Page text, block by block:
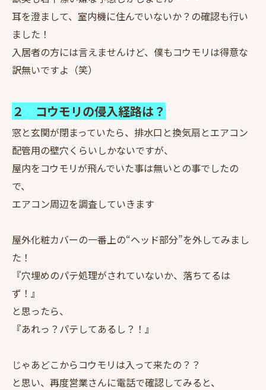
耳を澄まして、室内機に住んでいないか？の確認も行い
ました！
入居者の方には言えませんけど、僕もコウモリは得意な
訳無いですよ（笑）
２ コウモリの侵入経路は？
窓と玄関が閉まっていたら、排水口と換気扇とエアコン
配管用の壁穴くらいしかないですが、
屋内をコウモリが飛んでいた事は無いとの事でしたの
で、
エアコン周辺を調査していきます
屋外化粧カバーの一番上の“ヘッド部分”を外してみまし
た！
『穴埋めのパテ処理がされていないか、落ちてるは
ず！』
と思ったら、
『あれっ？パテしてあるし？！』
じゃあどこからコウモリは入って来たの？？
と思い、再度営業さんに電話で確認してみると、